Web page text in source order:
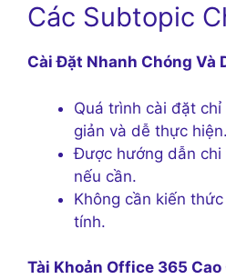
Các Subtopic
Cài Đặt Nhanh Chóng Và
Quá trình cài đặt
giản và dễ thực hiện.
Được hướng dẫn
nếu cần.
Không cần kiến
tính.
Tài Khoản Office 365 Cao